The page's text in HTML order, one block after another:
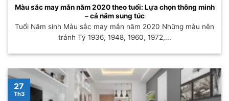
Màu sắc may mắn năm 2020 theo tuổi: Lựa chọn thông minh
– cả năm sung túc
Tuổi Năm sinh Màu sắc may mắn năm 2020 Những màu nên
tránh Tý 1936, 1948, 1960, 1972,...
27
Th3